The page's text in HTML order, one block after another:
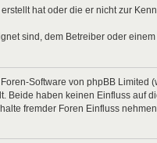
hat oder die er nicht zur
sind, dem Betreiber oder
Software von phpBB Limited
haben keinen Einfluss auf
fremder Foren Einfluss nehmen.